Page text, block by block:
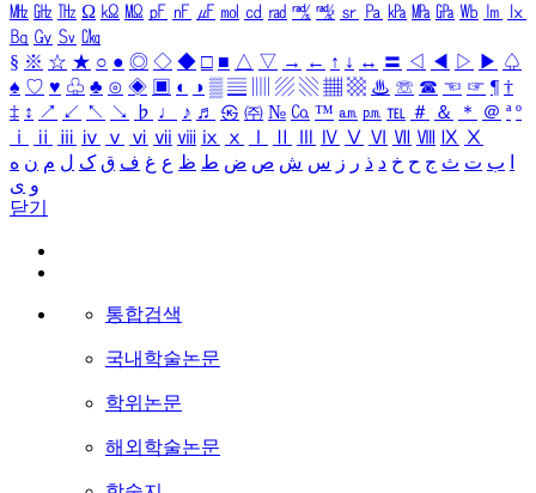
㎒ ㎓ ㎔ Ω ㏀ ㏁ ㎊ ㎋ ㎌ ㏖ ㏅ ㎭ ㎮ ㎯ ㏛ ㎩ ㎪ ㎫ ㎬ ㏝ ㏐
㏓
㏃ ㏉ ㏜ ㏆
§ ※ ☆ ★ ○ ● ◎ ◇ ◆ □ ■ △ ▽ → ← ↑ ↓ ↔ 〓 ◁ ◀ ▷ ▶ ♤
♠ ♡ ♥ ♧ ♣ ⊙ ◈ ▣ ◐ ◑ ▒ ▤ ▨ ▧ ▦ ▩ ♨ ☏ ☎ ☜ ☞ ¶ †
‡ ↕ ↗ ↙ ↖ ↘ ♭ ♩ ♪ ♬ ㉿ ㈜ № ㏇ ™ ㏂ ㏘ ℡ ＃ ＆ ＊ ＠ ª º
ⅰ
ⅱ ⅲ ⅳ ⅴ ⅵ ⅶ ⅷ ⅸ ⅹ Ⅳ Ⅴ Ⅵ Ⅶ Ⅷ Ⅸ Ⅹ
ب ت ث ج ح خ د ذ ر ز س ش ص ض ط ظ ع غ ف ق ک ل م ن ه
و ی
닫기
통합검색
국내학술논문
학위논문
해외학술논문